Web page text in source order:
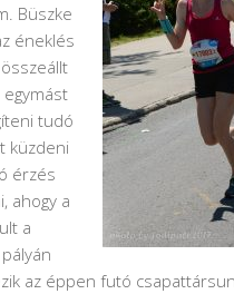
Büszke
éneklés
tudó
küzdeni
érzés
ahogy a
a
az éppen futó